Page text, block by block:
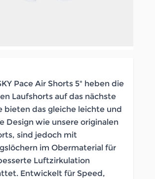
Pace Air Shorts 5" heben die
Laufshorts auf das nächste
bieten das gleiche leichte und
Design wie unsere originalen
sind jedoch mit
im Obermaterial für
Luftzirkulation
Entwickelt für Speed,